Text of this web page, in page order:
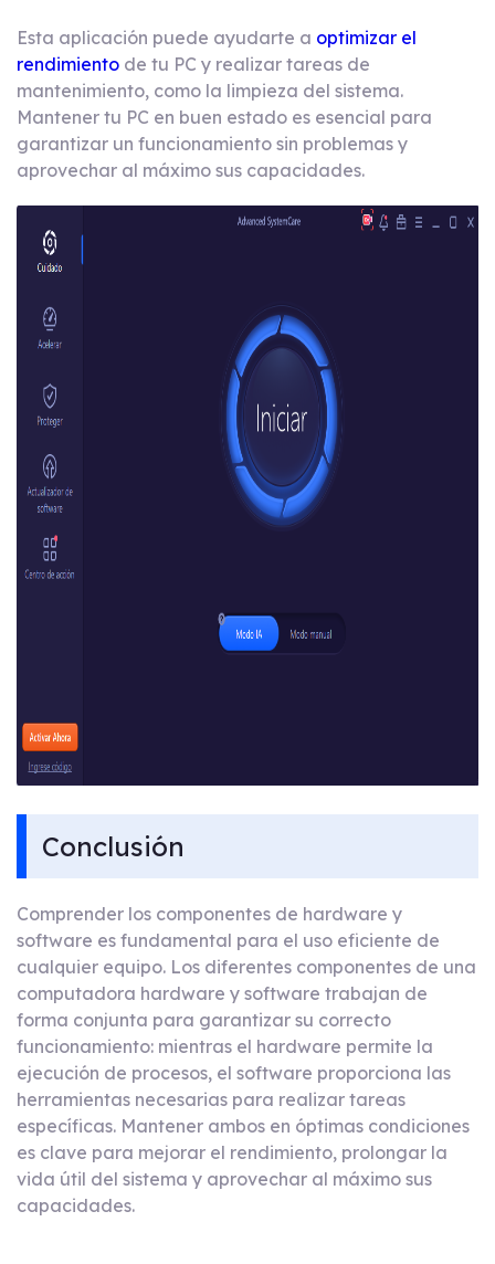
Esta aplicación puede ayudarte a optimizar el
rendimiento de tu PC y realizar tareas de
mantenimiento, como la limpieza del sistema.
Mantener tu PC en buen estado es esencial para
garantizar un funcionamiento sin problemas y
aprovechar al máximo sus capacidades.
Conclusión
Comprender los componentes de hardware y
software es fundamental para el uso eficiente de
cualquier equipo. Los diferentes componentes de una
computadora hardware y software trabajan de
forma conjunta para garantizar su correcto
funcionamiento: mientras el hardware permite la
ejecución de procesos, el software proporciona las
herramientas necesarias para realizar tareas
específicas. Mantener ambos en óptimas condiciones
es clave para mejorar el rendimiento, prolongar la
vida útil del sistema y aprovechar al máximo sus
capacidades.